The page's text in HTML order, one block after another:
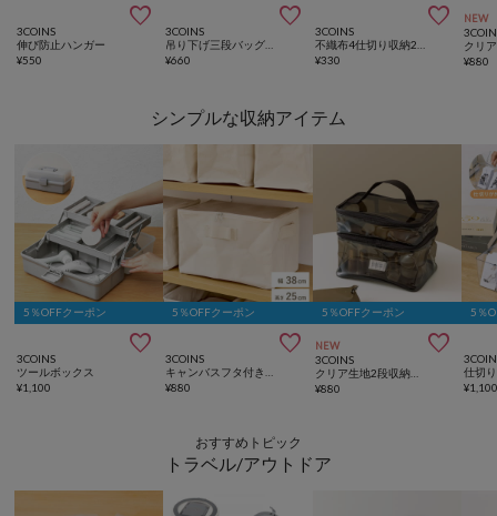

3COINS
伸び防止ハンガー
¥550

3COINS
¥660

3COINS
¥330
NEW
クリ
¥880
シンプルな収納アイテム
5％OFFクーポン

3COINS
ツールボックス
¥1,100
5％OFFクーポン

3COINS
¥880
5％OFFクーポン
NEW 
3COINS
クリア生地2段収納ボックス
¥880
5％
¥
おすすめトピック
トラベル/アウトドア